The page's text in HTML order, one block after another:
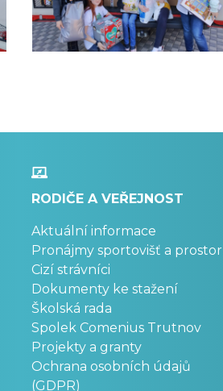
RODIČE A VEŘEJNOST
Aktuální informace
Pronájmy sportovišť a prostor
Cizí strávníci
Dokumenty ke stažení
Školská rada
Spolek Comenius Trutnov
Projekty a granty
Ochrana osobních údajů
(GDPR)